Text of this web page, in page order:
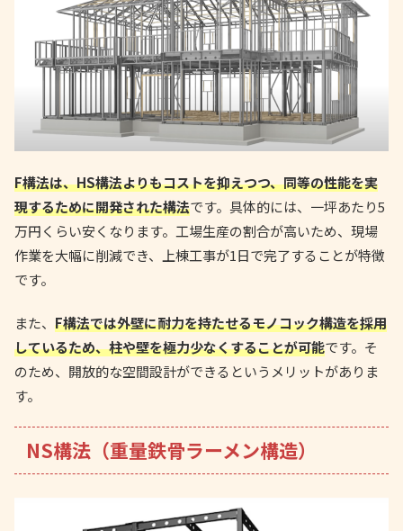
F構法は、HS構法よりもコストを抑えつつ、同等の性能を実
現するために開発された構法です。具体的には、一坪あたり5
万円くらい安くなります。工場生産の割合が高いため、現場
作業を大幅に削減でき、上棟工事が1日で完了することが特徴
です。
また、 F構法では外壁に耐力を持たせるモノコック構造を採用
しているため、柱や壁を極力少なくすることが可能です。そ
のため、開放的な空間設計ができるというメリットがありま
す。
NS構法（重量鉄骨ラーメン構造）